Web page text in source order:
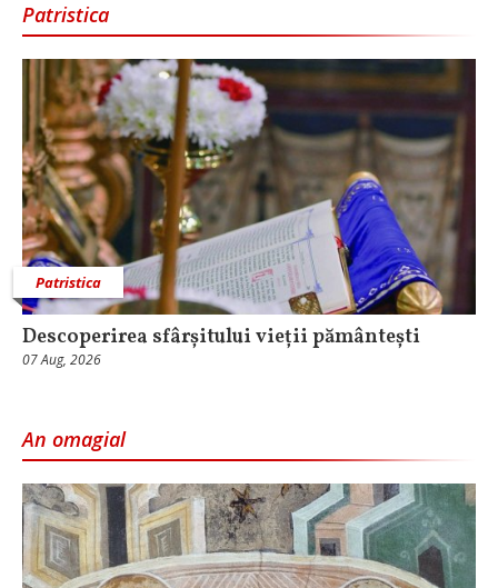
Patristica
Patristica
Descoperirea sfârșitului vieții pământești
07 Aug, 2026
An omagial